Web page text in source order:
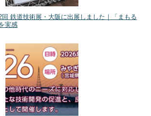
回 鉄道技術展・大阪に出展しました｜「まもる
実感